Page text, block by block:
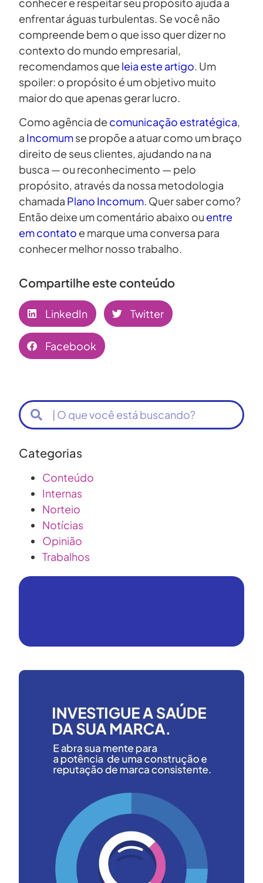
enfrentar águas turbulentas. Se você não
compreende bem o que isso quer dizer no
contexto do mundo empresarial,
recomendamos que leia este artigo. Um
spoiler: o propósito é um objetivo muito
maior do que apenas gerar lucro.
Como agência de comunicação estratégica,
a Incomumse propõe a atuar como um braço
direito de seus clientes, ajudando na na
busca — ou reconhecimento — pelo
propósito, através da nossa metodologia
chamada Plano Incomum. Quer saber como?
Então deixe um comentário abaixo ou entre
em contato e marque uma conversa para
conhecer melhor nosso trabalho.
Compartilhe este conteúdo
LinkedIn Twitter
Facebook
Categorias
Conteúdo
Internas
Norteio
Notícias
Opinião
Trabalhos